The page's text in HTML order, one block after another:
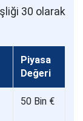
30 olarak
Piyasa
Değeri
50 Bin €